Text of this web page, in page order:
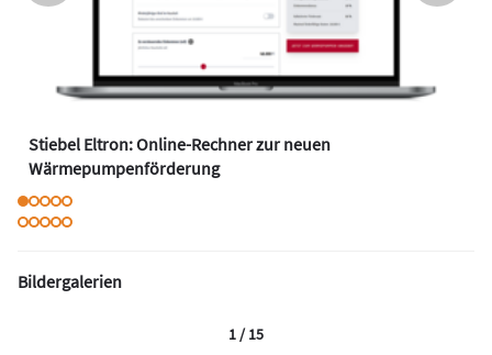
Stiebel Eltron: Online-Rechner zur neuen
Wärmepumpenförderung
Bildergalerien
1 / 15